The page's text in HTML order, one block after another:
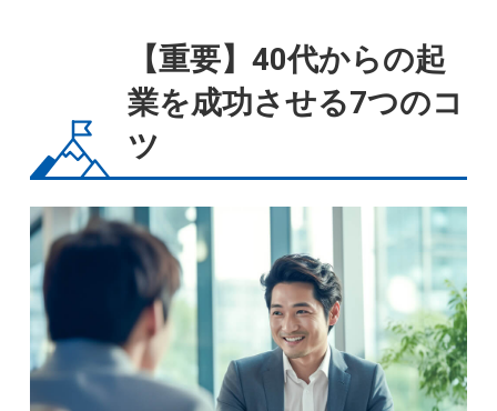
【重要】40代からの起
業を成功させる7つのコ
ツ